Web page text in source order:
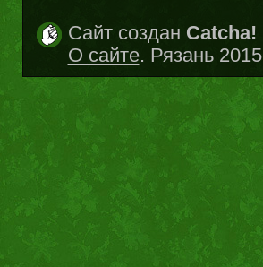
Сайт создан Catcha!
О сайте. Рязань 2015